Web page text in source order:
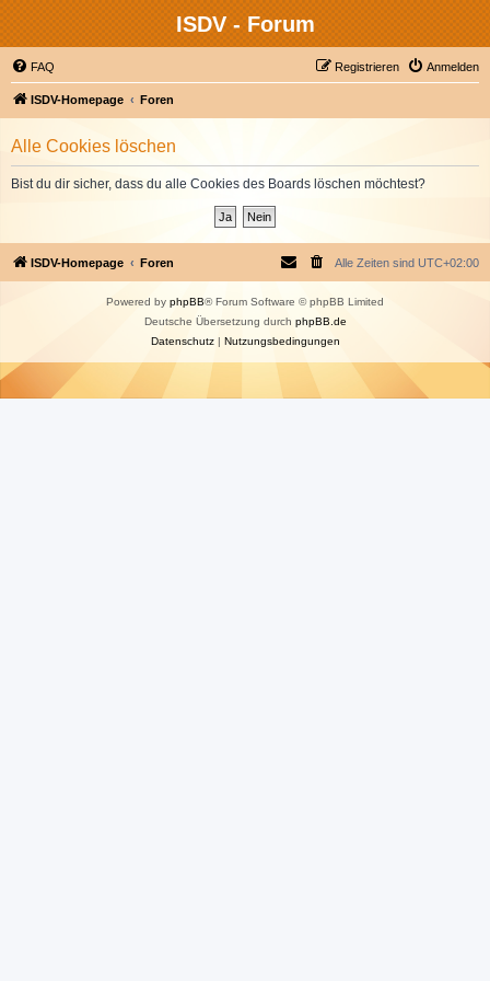
ISDV - Forum
FAQ Anmelden
Registrieren
ISDV-Homepage Foren
Alle Cookies löschen
Bist du dir sicher, dass du alle Cookies des Boards löschen möchtest?
ISDV-Homepage Foren Alle Zeiten sind UTC+02:00
Powered by phpBB® Forum Software © phpBB Limited
Deutsche Übersetzung durch phpBB.de
Datenschutz| Nutzungsbedingungen